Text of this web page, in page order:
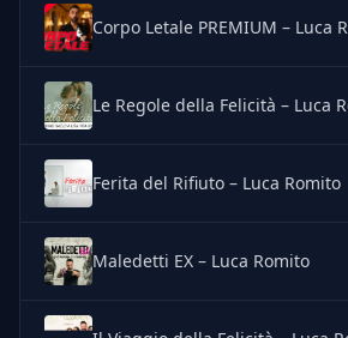
Corpo Letale PREMIUM – Luca
Le Regole della Felicità – Luca
Ferita del Rifiuto – Luca Romito
Maledetti EX – Luca Romito